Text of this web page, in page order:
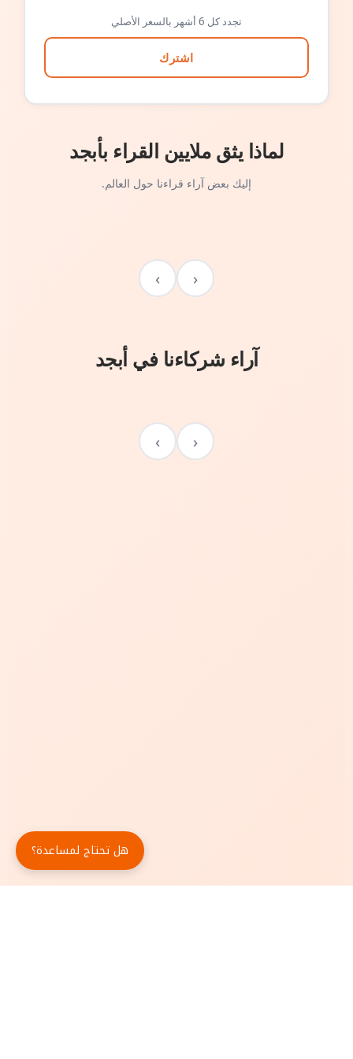
تجدد كل 6 أشهر بالسعر الأصلي
اشترك
لماذا يثق ملايين القراء بأبجد
إليك بعض آراء قراءنا حول العالم.
‹
›
آراء شركاءنا في أبجد
‹
›
هل تحتاج لمساعدة؟